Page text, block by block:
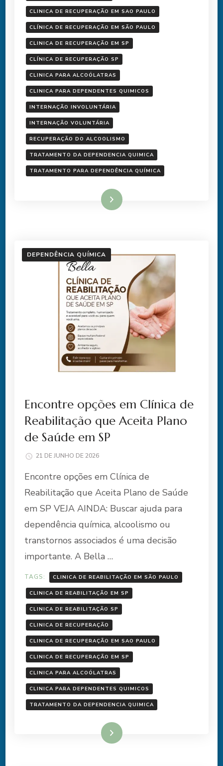
CLINICA DE RECUPERAÇÃO EM SAO PAULO
CLÍNICA DE RECUPERAÇÃO EM SÃO PAULO
CLINICA DE RECUPERAÇÃO EM SP
CLÍNICA DE RECUPERAÇÃO SP
CLINICA PARA ALCOÓLATRAS
CLINICA PARA DEPENDENTES QUIMICOS
INTERNAÇÃO INVOLUNTÁRIA
INTERNAÇÃO VOLUNTÁRIA
RECUPERAÇÃO DO ALCOOLISMO
TRATAMENTO DA DEPENDENCIA QUIMICA
TRATAMENTO PARA DEPENDÊNCIA QUÍMICA
Ler mais
DEPENDÊNCIA QUÍMICA
Encontre opções em Clínica de
Reabilitação que Aceita Plano
de Saúde em SP
21 DE JUNHO DE 2026
Encontre opções em Clínica de
Reabilitação que Aceita Plano de Saúde
em SP VEJA AINDA: Buscar ajuda para
dependência química, alcoolismo ou
transtornos associados é uma decisão
importante. A Bella …
TAGS: CLINICA DE REABILITAÇÃO EM SÃO PAULO
CLINICA DE REABILITAÇÃO EM SP
CLINICA DE REABILITAÇÃO SP
CLINICA DE RECUPERAÇÃO
CLINICA DE RECUPERAÇÃO EM SAO PAULO
CLINICA DE RECUPERAÇÃO EM SP
CLINICA PARA ALCOÓLATRAS
CLINICA PARA DEPENDENTES QUIMICOS
TRATAMENTO DA DEPENDENCIA QUIMICA
Ler mais